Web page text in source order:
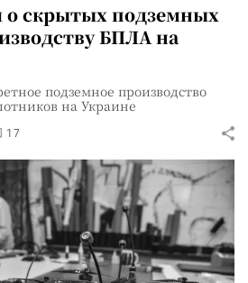
скрытых подземных
БПЛА на
подземное производство
на Украине
17